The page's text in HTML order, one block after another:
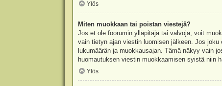
Ylös
Miten muokkaan tai poistan viestejä?
Jos et ole foorumin ylläpitäjä tai valvoja, voit
vain tietyn ajan viestin luomisen jälkeen. Jos
lukumäärän ja muokkausajan. Tämä näkyy vain
huomautuksen viestin muokkaamisen syistä niin
Ylös